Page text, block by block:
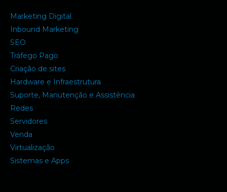
Marketing Digital
Inbound Marketing
SEO
Tráfego Pago
Criação de sites
Hardware e Infraestrutura
Suporte, Manutenção e Assistência
Redes
Servidores
Venda
Virtualização
Sistemas e Apps